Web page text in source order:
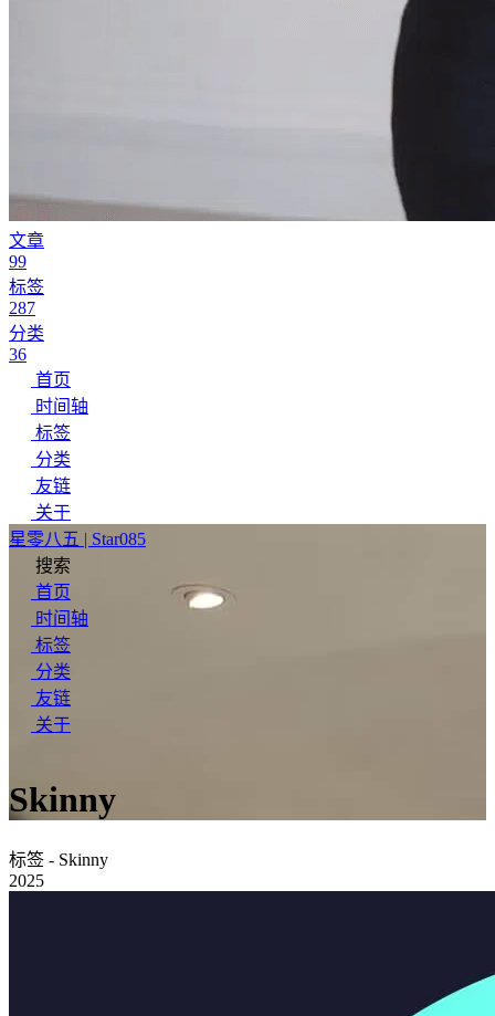
文章
99
标签
287
分类
36
首页
时间轴
标签
分类
友链
关于
星零八五 | Star085
搜索
首页
时间轴
标签
分类
友链
关于
Skinny
标签 - Skinny
2025